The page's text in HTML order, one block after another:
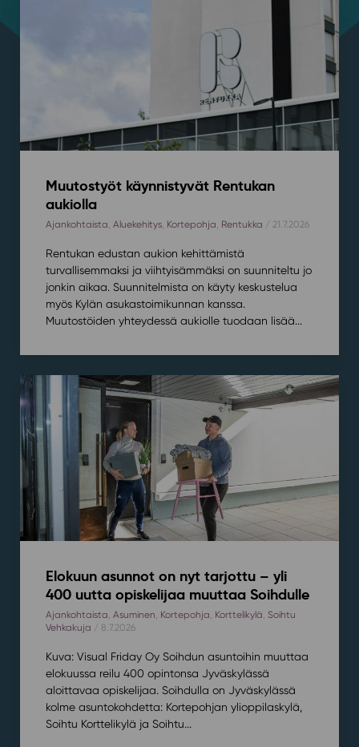
Muutostyöt käynnistyvät Rentukan
aukiolla
Ajankohtaista Aluekehitys, Kortepohja Rentukka / 21.7.2026
Rentukan edustan aukion kehittämistä
turvallisemmaksi ja viihtyisämmäksi on suunniteltu jo
jonkin aikaa. Suunnitelmista on käyty keskustelua
myös Kylän asukastoimikunnan kanssa.
Muutostöiden yhteydessä aukiolle tuodaan lisää...
Elokuun asunnot on nyt tarjottu – yli
400 uutta opiskelijaa muuttaa Soihdulle
Ajankohtaista Asuminen Kortepohja Korttelikylä Soihtu
Vehkakuja / 8.7.2026
Kuva: Visual Friday Oy Soihdun asuntoihin muuttaa
elokuussa reilu 400 opintonsa Jyväskylässä
aloittavaa opiskelijaa. Soihdulla on Jyväskylässä
kolme asuntokohdetta: Kortepohjan ylioppilaskylä,
Soihtu Korttelikylä ja Soihtu...